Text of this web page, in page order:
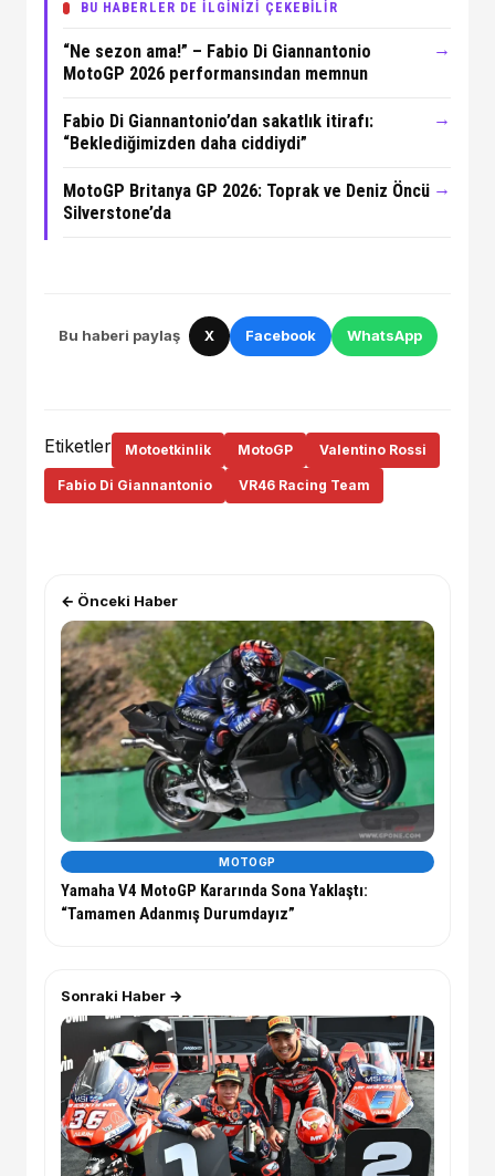
BU HABERLER DE İLGİNİZİ ÇEKEBİLİR
“Ne sezon ama!” – Fabio Di Giannantonio
MotoGP 2026 performansından memnun
→
Fabio Di Giannantonio’dan sakatlık itirafı:
“Beklediğimizden daha ciddiydi”
→
MotoGP Britanya GP 2026: Toprak ve Deniz Öncü
Silverstone’da
→
Bu haberi paylaş X Facebook WhatsApp
Etiketler Motoetkinlik MotoGP Valentino Rossi
Fabio Di Giannantonio VR46 Racing Team
← Önceki Haber
MOTOGP
Yamaha V4 MotoGP Kararında Sona Yaklaştı:
“Tamamen Adanmış Durumdayız”
Sonraki Haber →